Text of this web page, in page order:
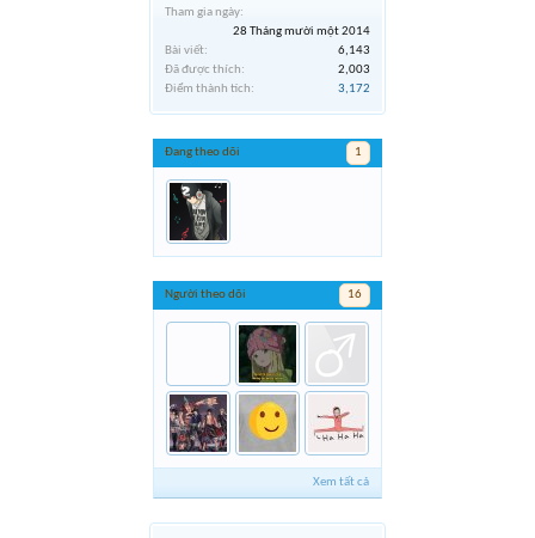
Tham gia ngày:
28 Tháng mười một 2014
Bài viết:
6,143
Đã được thích:
2,003
Điểm thành tích:
3,172
Đang theo dõi 1
Người theo dõi 16
Xem tất cả